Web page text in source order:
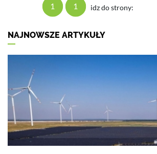
1 1 idz do strony:
NAJNOWSZE ARTYKUŁY